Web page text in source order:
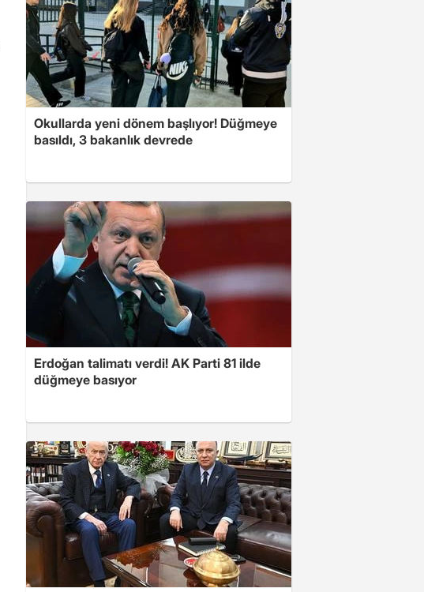
Okullarda yeni dönem başlıyor! Düğmeye
basıldı, 3 bakanlık devrede
Erdoğan talimatı verdi! AK Parti 81 ilde
düğmeye basıyor